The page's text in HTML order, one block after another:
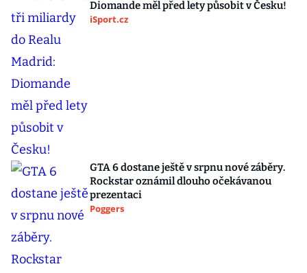
Diomande měl před lety působit v Česku!
iSport.cz
GTA 6 dostane ještě v srpnu nové záběry.
Rockstar oznámil dlouho očekávanou
prezentaci
Poggers